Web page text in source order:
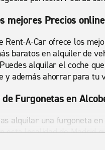
mejores Precios online
Rent-A-Car ofrece los
baratos en alquiler de
alquilar el coche
y además ahorrar para tu
Furgonetas en
alquilar una furgoneta
esta localidad de Madrid
o muebles con el mejor